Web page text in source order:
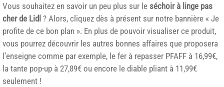
Vous souhaitez en savoir un peu plus sur le séchoir à linge pas
cher de Lidl ? Alors, cliquez dès à présent sur notre bannière « Je
profite de ce bon plan ». En plus de pouvoir visualiser ce produit,
vous pourrez découvrir les autres bonnes affaires que proposera
l’enseigne comme par exemple, le fer à repasser PFAFF à 16,99€,
la tante pop-up à 27,89€ ou encore le diable pliant à 11,99€
seulement !